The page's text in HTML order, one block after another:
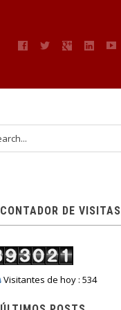
CONTADOR DE VISITAS
Visitantes de hoy : 534